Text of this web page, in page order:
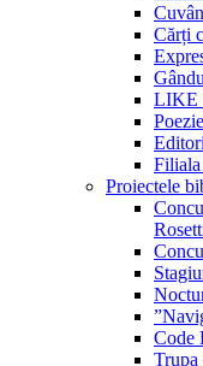
Cărți
LIKE
Filiala
Proiectele
Code
Trupa